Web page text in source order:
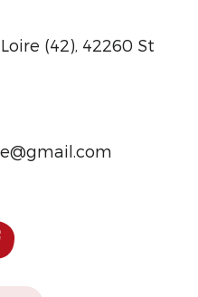
(42), 42260 St